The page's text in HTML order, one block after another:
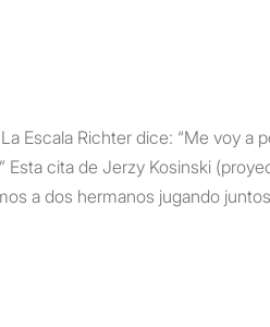
Escala Richter dice: “Me voy a
cita de Jerzy Kosinski
a dos hermanos jugando